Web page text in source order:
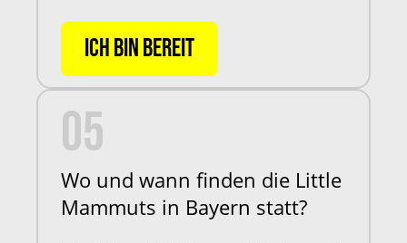
ICH BIN BEREIT
05
Wo und wann finden die Little
Mammuts in Bayern statt?